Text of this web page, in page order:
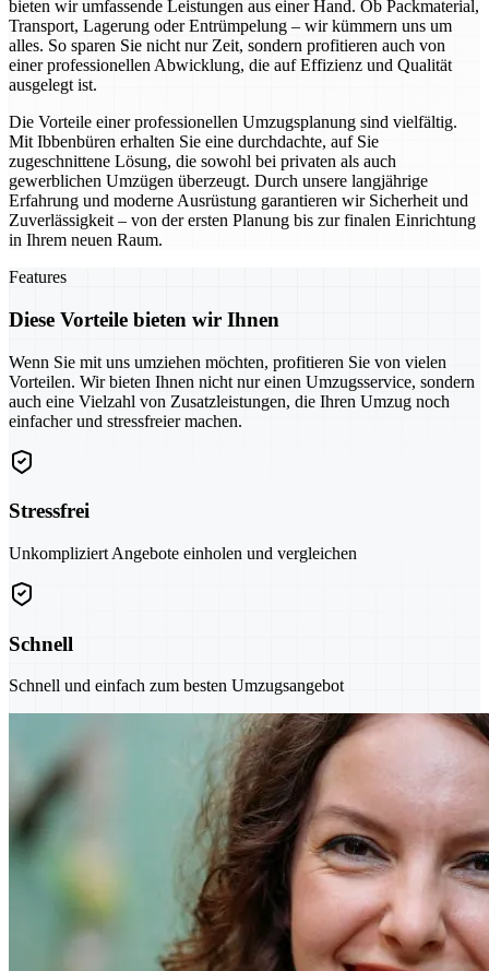
bieten wir umfassende Leistungen aus einer Hand. Ob Packmaterial,
Transport, Lagerung oder Entrümpelung – wir kümmern uns um
alles. So sparen Sie nicht nur Zeit, sondern profitieren auch von
einer professionellen Abwicklung, die auf Effizienz und Qualität
ausgelegt ist.
Die Vorteile einer professionellen Umzugsplanung sind vielfältig.
Mit Ibbenbüren erhalten Sie eine durchdachte, auf Sie
zugeschnittene Lösung, die sowohl bei privaten als auch
gewerblichen Umzügen überzeugt. Durch unsere langjährige
Erfahrung und moderne Ausrüstung garantieren wir Sicherheit und
Zuverlässigkeit – von der ersten Planung bis zur finalen Einrichtung
in Ihrem neuen Raum.
Features
Diese Vorteile bieten wir Ihnen
Wenn Sie mit uns umziehen möchten, profitieren Sie von vielen
Vorteilen. Wir bieten Ihnen nicht nur einen Umzugsservice, sondern
auch eine Vielzahl von Zusatzleistungen, die Ihren Umzug noch
einfacher und stressfreier machen.
Stressfrei
Unkompliziert Angebote einholen und vergleichen
Schnell
Schnell und einfach zum besten Umzugsangebot